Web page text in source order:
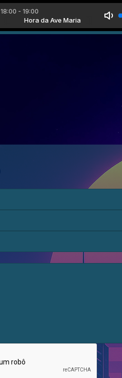
18:00 - 19:00
Hora da Ave Maria
Oração da Ave Maria